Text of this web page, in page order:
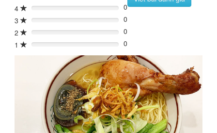
4
0%
0
3
0%
0
2
0%
0
1
0% 0